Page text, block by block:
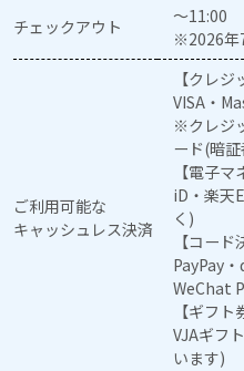
チェックアウト
～11:00
※2026年
ご利用可能な
キャッシュレス決済
【クレジ
VISA・
※クレジ
ード(暗
【電子マ
iD・楽天
く)
【コード
PayPay
WeChat
【ギフト
VJAギフ
います)